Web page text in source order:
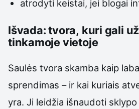
atrodyti keistai, jei blogai
Išvada: tvora, kuri gali
tinkamoje vietoje
Saulės tvora skamba kaip
sprendimas – ir kai kuriais
yra. Ji leidžia išnaudoti